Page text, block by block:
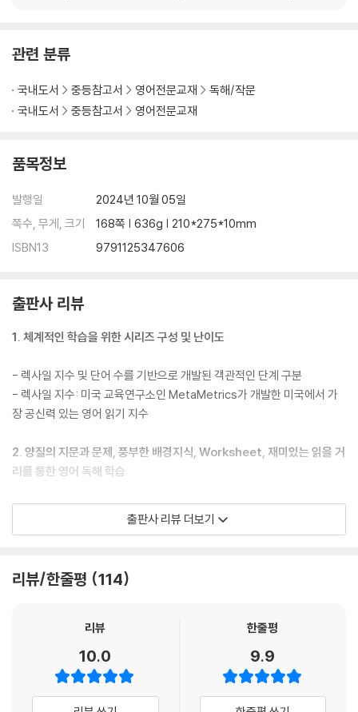
Section 07 Marketing
닻이 걸렸다!
친구 따라 물건을 산다고?
스카치테이프가 자동차와 관계가 있다고?
날씨 아래에 있다는 것은?
환상의 쇼에 당신을 초대합니다
럭비 선수들의 댄스 타임~
아무나 가질 수 없어요
Section 10 Art
모두 진품이 맞아요
제가 아는 그 악기가 맞나요?!
관련 분류
국내도서 중등참고서 영어전문교재
독해/작문
국내도서
중등참고서 영어전문교재
품목정보
발행일
2024년 10월 05일
쪽수, 무게, 크기
168쪽 | 636g | 210*275*10mm
ISBN13
9791125347606
출판사 리뷰
1. 체계적인 학습을 위한 시리즈 구성 및 난이도
- 렉사일 지수 및 단어 수를 기반으로 개발된 객관적인 단계 구분
- 렉사일 지수: 미국 교육연구소인 MetaMetrics가 개발한 미국에서 가
장 공신력 있는 영어 읽기 지수
2. 양질의 지문과 문제, 풍부한 배경지식, Worksheet, 재미있는 읽을 거
리를 통한 영어 독해 학습
- 읽기 전 소재를 확인하고 그에 대해 생각할 기회를 제공하는 Think!
- 지문에 대한 배경지식 및 관련 상식을 쌓을 수 있는 Knowledge Bank
- 독해의 기본기를 다지는 지문별 직독직해 Worksheet
- 독해 실력이 향상되는 다양한 서술형 문제
- 학생들이 호기심을 가지고 접근할 수 있는 소재 선정
출판사 리뷰 더보기
리뷰/한줄평 114
리뷰
10.0
한줄평
9.9